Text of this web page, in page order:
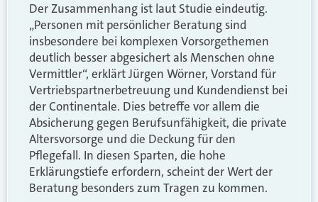
Der Zusammenhang ist laut Studie eindeutig.
„Personen mit persönlicher Beratung sind
insbesondere bei komplexen Vorsorgethemen
deutlich besser abgesichert als Menschen ohne
Vermittler“, erklärt Jürgen Wörner, Vorstand für
Vertriebspartnerbetreuung und Kundendienst bei
der Continentale. Dies betreffe vor allem die
Absicherung gegen Berufsunfähigkeit, die private
Altersvorsorge und die Deckung für den
Pflegefall. In diesen Sparten, die hohe
Erklärungstiefe erfordern, scheint der Wert der
Beratung besonders zum Tragen zu kommen.